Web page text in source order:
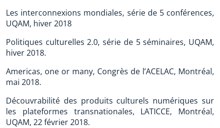
Les interconnexions mondiales, série de 5 conférences,
UQAM, hiver 2018
Politiques culturelles 2.0, série de 5 séminaires, UQAM,
hiver 2018.
Americas, one or many, Congrès de l’ACELAC, Montréal,
mai 2018.
Découvrabilité des produits culturels numériques sur
les plateformes transnationales, LATICCE, Montréal,
UQAM, 22 février 2018.